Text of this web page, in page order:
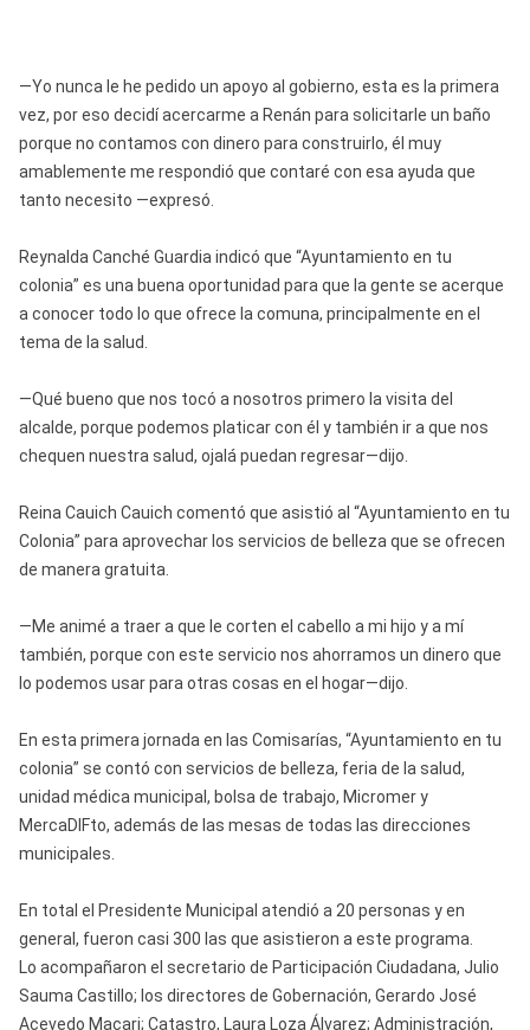
—Yo nunca le he pedido un apoyo al gobierno, esta es la primera
vez, por eso decidí acercarme a Renán para solicitarle un baño
porque no contamos con dinero para construirlo, él muy
amablemente me respondió que contaré con esa ayuda que
tanto necesito —expresó.
Reynalda Canché Guardia indicó que “Ayuntamiento en tu
colonia” es una buena oportunidad para que la gente se acerque
a conocer todo lo que ofrece la comuna, principalmente en el
tema de la salud.
—Qué bueno que nos tocó a nosotros primero la visita del
alcalde, porque podemos platicar con él y también ir a que nos
chequen nuestra salud, ojalá puedan regresar—dijo.
Reina Cauich Cauich comentó que asistió al “Ayuntamiento en tu
Colonia” para aprovechar los servicios de belleza que se ofrecen
de manera gratuita.
—Me animé a traer a que le corten el cabello a mi hijo y a mí
también, porque con este servicio nos ahorramos un dinero que
lo podemos usar para otras cosas en el hogar—dijo.
En esta primera jornada en las Comisarías, “Ayuntamiento en tu
colonia” se contó con servicios de belleza, feria de la salud,
unidad médica municipal, bolsa de trabajo, Micromer y
MercaDIFto, además de las mesas de todas las direcciones
municipales.
En total el Presidente Municipal atendió a 20 personas y en
general, fueron casi 300 las que asistieron a este programa.
Lo acompañaron el secretario de Participación Ciudadana, Julio
Sauma Castillo; los directores de Gobernación, Gerardo José
Acevedo Macari; Catastro, Laura Loza Álvarez; Administración,